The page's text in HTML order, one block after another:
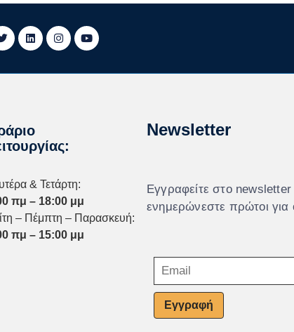
& Τετάρτη:
πμ – 18:00 μμ
– Πέμπτη – Παρασκευή:
πμ – 15:00 μμ
Newsletter
Εγγραφείτε στο
ενημερώνεστε πρώτοι για
Εγγραφή